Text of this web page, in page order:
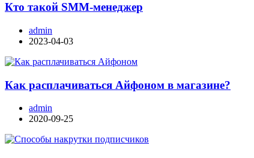
Кто такой SMM-менеджер
admin
2023-04-03
Как расплачиваться Айфоном в магазине?
admin
2020-09-25